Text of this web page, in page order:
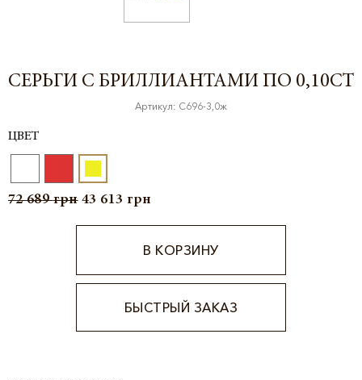
СЕРЬГИ С БРИЛЛИАНТАМИ ПО 0,10CT
Артикул: С696-3,0ж
ЦВЕТ
72 689грн 43 613 грн
В КОРЗИНУ
БЫСТРЫЙ ЗАКАЗ